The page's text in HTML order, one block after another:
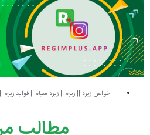
خواص زیره || زیره || زیره سیاه || فواید زیره ||